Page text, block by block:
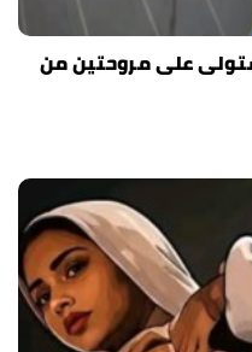
على مروحتين من